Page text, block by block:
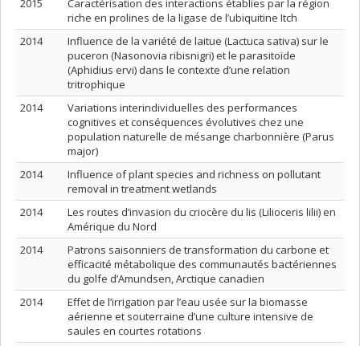
2015
Caractérisation des interactions établies par la région
riche en prolines de la ligase de l’ubiquitine Itch
2014
Influence de la variété de laitue (Lactuca sativa) sur le
puceron (Nasonovia ribisnigri) et le parasitoïde
(Aphidius ervi) dans le contexte d’une relation
tritrophique
2014
Variations interindividuelles des performances
cognitives et conséquences évolutives chez une
population naturelle de mésange charbonnière (Parus
major)
2014
Influence of plant species and richness on pollutant
removal in treatment wetlands
2014
Les routes d’invasion du criocère du lis (Lilioceris lilii) en
Amérique du Nord
2014
Patrons saisonniers de transformation du carbone et
efficacité métabolique des communautés bactériennes
du golfe d’Amundsen, Arctique canadien
2014
Effet de l’irrigation par l’eau usée sur la biomasse
aérienne et souterraine d’une culture intensive de
saules en courtes rotations